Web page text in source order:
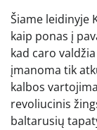
Šiame leidinyje
kaip ponas į
kad caro
įmanoma tik
kalbos
revoliucinis
baltarusių